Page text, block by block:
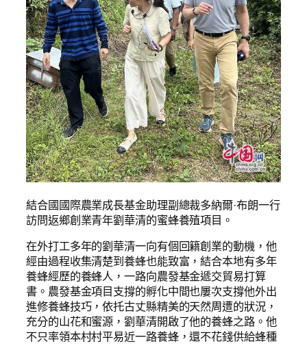
結合國國際農業成長基金助理副總裁多納爾·布朗一行
訪問返鄉創業青年劉華清的蜜蜂養殖項目。
在外打工多年的劉華清一向有個回籍創業的動機，他
經由過程收集清楚到養蜂也能致富，結合本地有多年
養蜂經歷的養蜂人，一路向農發基金遞交貿易打算
書。農發基金項目支撐的孵化中間也屢次支撐他外出
進修養蜂技巧，依托古丈縣精美的天然周遭的狀況，
充分的山花和蜜源，劉華清開啟了他的養蜂之路。他
不只率領本村村平易近一路養蜂，還不花錢供給蜂種